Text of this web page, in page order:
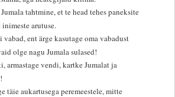
tahtmine, et te head tehes paneksite
arutuse.
vabad, ent ärge kasutage oma vabadust
olge nagu Jumala sulased!
armastage vendi, kartke Jumalat ja
täie aukartusega peremeestele, mitte